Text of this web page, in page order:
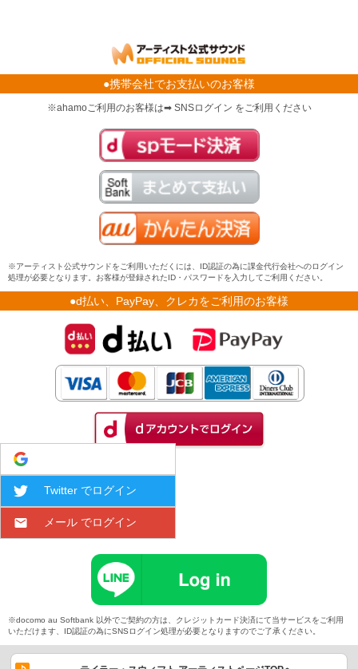
●携帯会社でお支払いのお客様
※ahamoご利用のお客様は➡ SNSログイン をご利用ください
※アーティスト公式サウンドをご利用いただくには、ID認証の為に課金代行会社へのログイン
処理が必要となります。お客様が登録されたID・パスワードを入力してご利用ください。
●d払い、PayPay、クレカをご利用のお客様
Twitter でログイン
メール でログイン
※docomo au Softbank 以外でご契約の方は、クレジットカード決済にて当サービスをご利用
いただけます、ID認証の為にSNSログイン処理が必要となりますのでご了承ください。